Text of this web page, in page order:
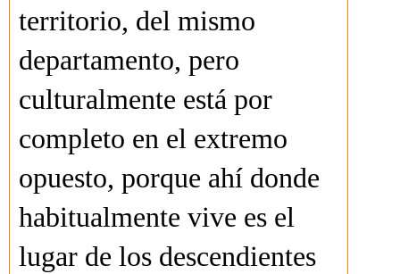
territorio, del mismo
departamento, pero
culturalmente está por
completo en el extremo
opuesto, porque ahí donde
habitualmente vive es el
lugar de los descendientes